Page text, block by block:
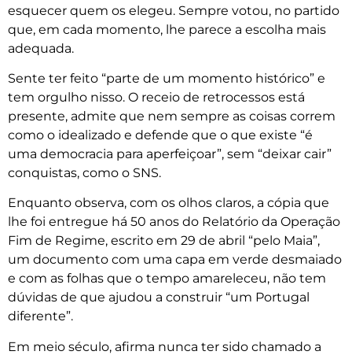
esquecer quem os elegeu. Sempre votou, no partido
que, em cada momento, lhe parece a escolha mais
adequada.
Sente ter feito “parte de um momento histórico” e
tem orgulho nisso. O receio de retrocessos está
presente, admite que nem sempre as coisas correm
como o idealizado e defende que o que existe “é
uma democracia para aperfeiçoar”, sem “deixar cair”
conquistas, como o SNS.
Enquanto observa, com os olhos claros, a cópia que
lhe foi entregue há 50 anos do Relatório da Operação
Fim de Regime, escrito em 29 de abril “pelo Maia”,
um documento com uma capa em verde desmaiado
e com as folhas que o tempo amareleceu, não tem
dúvidas de que ajudou a construir “um Portugal
diferente”.
Em meio século, afirma nunca ter sido chamado a